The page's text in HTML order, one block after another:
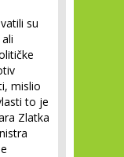
su
mislio
to je
Zlatka